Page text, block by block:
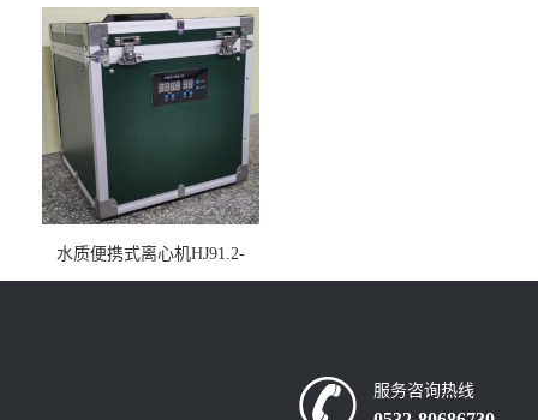
水质便携式离心机HJ91.2-
2022地表水总磷监测内置有
服务咨询热线